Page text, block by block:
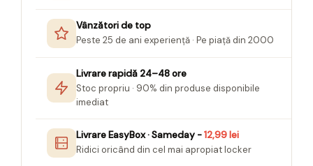
Harti de perete
Creta scolara
Glob Pamantesc Scolar
Materiale Didactice
tabla scolara
Tablite de desenat magnetice
Globuri din plastic
Hartie Ambalaj Christmas
idei de Cadouri Craciun
Jucarii Craciun
Lumanari tort, Confetti
Perforatoare/ Sabloane cu forme de
Decoratiuni Papier Mache
Idei Creative
Vânzători de top
Peste 25 de ani experiență · Pe piață din 2000
Livrare rapidă 24–48 ore
Stoc propriu · 90% din produse disponibile
imediat
Livrare EasyBox · Sameday -12,99 lei
Ridici oricând din cel mai apropiat locker